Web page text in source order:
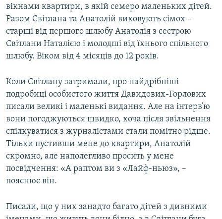
вікнами квартири, в якій семеро маленьких дітей.
Разом Світлана та Анатолій виховують сімох –
старші від першого шлюбу Анатолія з сестрою
Світлани Наталією і молодші від їхнього спільного
шлюбу. Віком від 4 місяців до 12 років.
Коли Світлану затримали, про найдрібніші
подробиці особистого життя Давидових-Горлових
писали великі і маленькі видання. Але на інтерв’ю
вони погоджуються швидко, хоча після звільнення
спілкуватися з журналістами стали помітно рідше.
Тільки пустивши мене до квартири, Анатолій
скромно, але наполегливо просить у мене
посвідчення: «А раптом ви з «Лайф-ньюз», –
пояснює він.
Писали, що у них занадто багато дітей з дивними